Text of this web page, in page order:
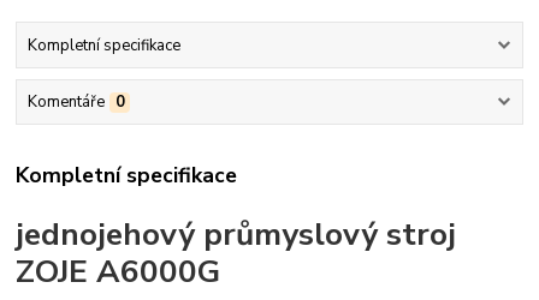
Kompletní specifikace
Komentáře 0
Kompletní specifikace
jednojehový průmyslový stroj
ZOJE A6000G